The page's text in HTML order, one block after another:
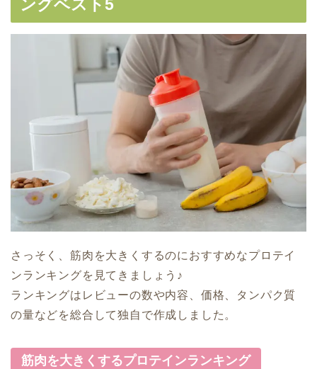
ングベスト5
さっそく、筋肉を大きくするのにおすすめなプロテイ
ンランキングを見てきましょう♪
ランキングはレビューの数や内容、価格、タンパク質
の量などを総合して独自で作成しました。
筋肉を大きくするプロテインランキング